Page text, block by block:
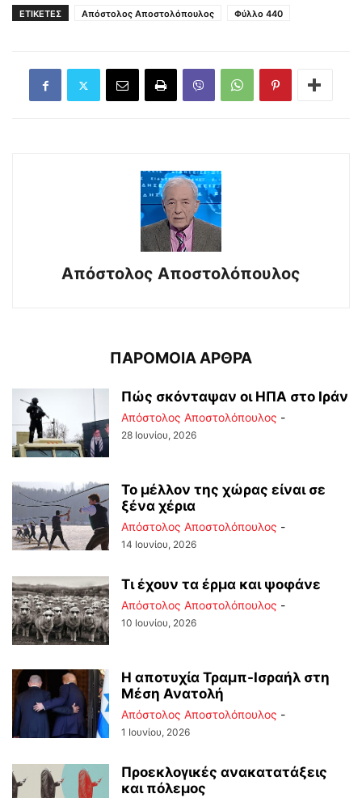
ΕΤΙΚΕΤΕΣ Απόστολος Αποστολόπουλος Φύλλο 440
Απόστολος Αποστολόπουλος
ΠΑΡΟΜΟΙΑ ΑΡΘΡΑ
Πώς σκόνταψαν οι ΗΠΑ στο Ιράν
Απόστολος Αποστολόπουλος -
28 Ιουνίου, 2026
Το μέλλον της χώρας είναι σε
ξένα χέρια
Απόστολος Αποστολόπουλος -
14 Ιουνίου, 2026
Τι έχουν τα έρμα και ψοφάνε
Απόστολος Αποστολόπουλος -
10 Ιουνίου, 2026
Η αποτυχία Τραμπ-Ισραήλ στη
Μέση Ανατολή
Απόστολος Αποστολόπουλος -
1 Ιουνίου, 2026
Προεκλογικές ανακατατάξεις
και πόλεμος